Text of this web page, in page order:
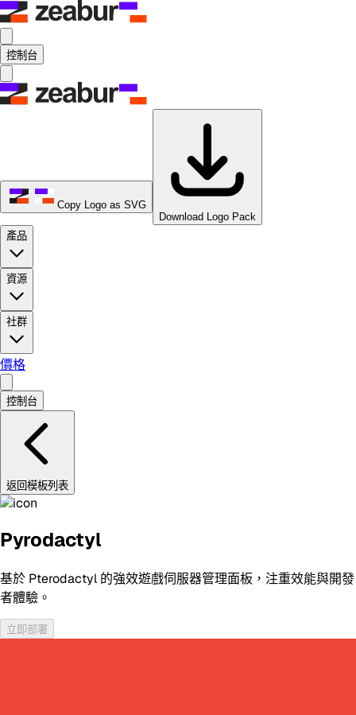
控制台
Copy Logo as SVG
Download Logo Pack
產品
資源
社群
價格
控制台
返回模板列表
Pyrodactyl
基於 Pterodactyl 的強效遊戲伺服器管理面板，注重效能與開發
者體驗。
立即部署